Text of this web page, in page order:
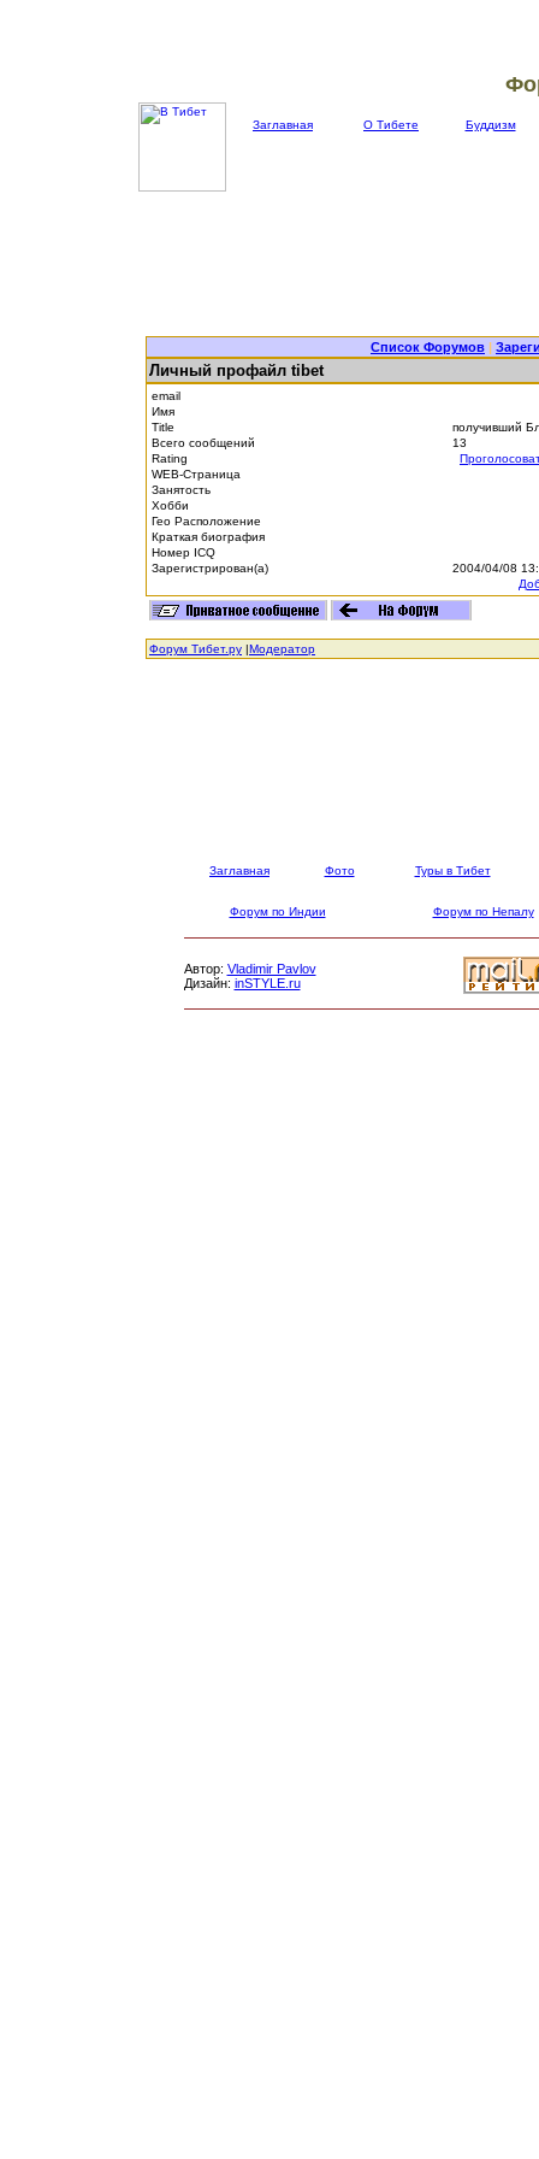
Заглавная О Тибете Буддизм
Список Форумов |
Личный профайл tibet
email
Имя
Title
получивший
Всего сообщений
13
Rating
WEB-Страница
Занятость
Хобби
Гео Расположение
Краткая биография
Номер ICQ
Зарегистрирован(а)
2004/04/08
Форум Тибет.ру |Модератор
Заглавная Фото Туры в Тибет
Форум по Индии Форум по Непалу
Автор: Vladimir Pavlov
Дизайн: inSTYLE.ru